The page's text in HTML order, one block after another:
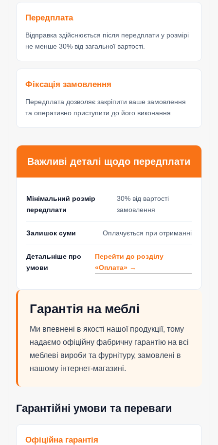
Передплата
Відправка здійснюється після передплати у розмірі
не менше 30% від загальної вартості.
Фіксація замовлення
Передплата дозволяє закріпити ваше замовлення
та оперативно приступити до його виконання.
Важливі деталі щодо передплати
Мінімальний розмір
передплати
30% від вартості
замовлення
Залишок суми Оплачується при отриманні
Детальніше про
умови
Перейти до розділу
«Оплата» →
Гарантія на меблі
Ми впевнені в якості нашої продукції, тому
надаємо офіційну фабричну гарантію на всі
меблеві вироби та фурнітуру, замовлені в
нашому інтернет-магазині.
Гарантійні умови та переваги
Офіційна гарантія